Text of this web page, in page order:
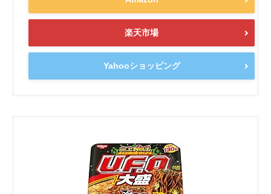
楽天市場
Yahooショッピング